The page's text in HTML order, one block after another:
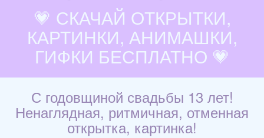
💗 СКАЧАЙ ОТКРЫТКИ,
КАРТИНКИ, АНИМАШКИ,
ГИФКИ БЕСПЛАТНО 💗
С годовщиной свадьбы 13 лет!
Ненаглядная, ритмичная, отменная
открытка, картинка!